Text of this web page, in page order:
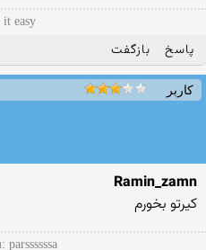
it easy
پاسخ بازگفت
کاربر
Ramin_zamn
کیرتو بخورم
parssssssa